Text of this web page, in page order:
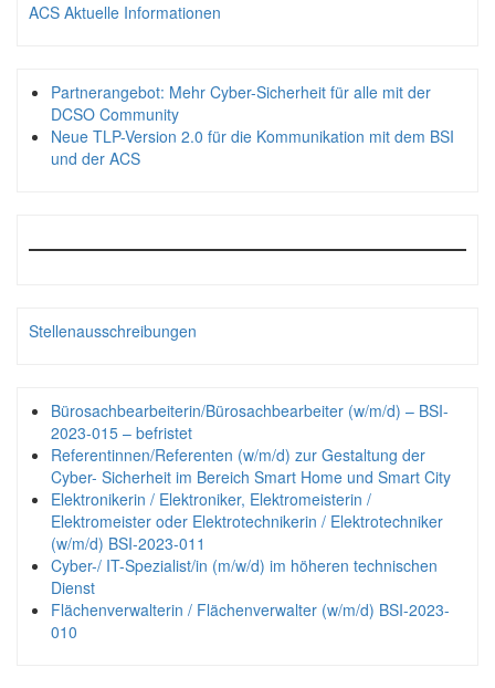
ACS Aktuelle Informationen
Partnerangebot: Mehr Cyber-Sicherheit für alle mit der
DCSO Community
Neue TLP-Version 2.0 für die Kommunikation mit dem BSI
und der ACS
Stellenausschreibungen
Bürosachbearbeiterin/Bürosachbearbeiter (w/m/d) – BSI-
2023-015 – befristet
Referentinnen/Referenten (w/m/d) zur Gestaltung der
Cyber- Sicherheit im Bereich Smart Home und Smart City
Elektronikerin / Elektroniker, Elektromeisterin /
Elektromeister oder Elektrotechnikerin / Elektrotechniker
(w/m/d) BSI-2023-011
Cyber-/ IT-Spezialist/in (m/w/d) im höheren technischen
Dienst
Flächenverwalterin / Flächenverwalter (w/m/d) BSI-2023-
010